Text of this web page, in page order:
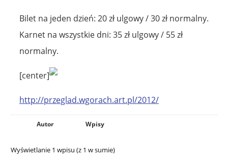
Bilet na jeden dzień: 20 zł ulgowy / 30 zł normalny.
Karnet na wszystkie dni: 35 zł ulgowy / 55 zł
normalny.
[center]
http://przeglad.wgorach.art.pl/2012/
Autor Wpisy
Wyświetlanie 1 wpisu (z 1 w sumie)